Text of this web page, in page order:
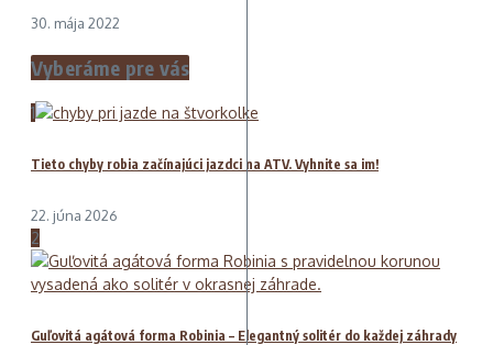
30. mája 2022
Vyberáme pre vás
1
Tieto chyby robia začínajúci jazdci na ATV. Vyhnite sa im!
22. júna 2026
2
Guľovitá agátová forma Robinia – Elegantný solitér do každej záhrady